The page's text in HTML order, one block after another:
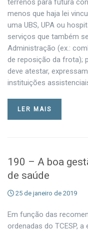
terrenos para futura
menos que haja lei
uma UBS, UPA ou
serviços que também
Administração (ex.:
de reposição da frota);
deve atestar,
instituições
LER MAIS
190 – A boa
de saúde
25 de janeiro de 2019
Em função das
ordenadas do TCESP,